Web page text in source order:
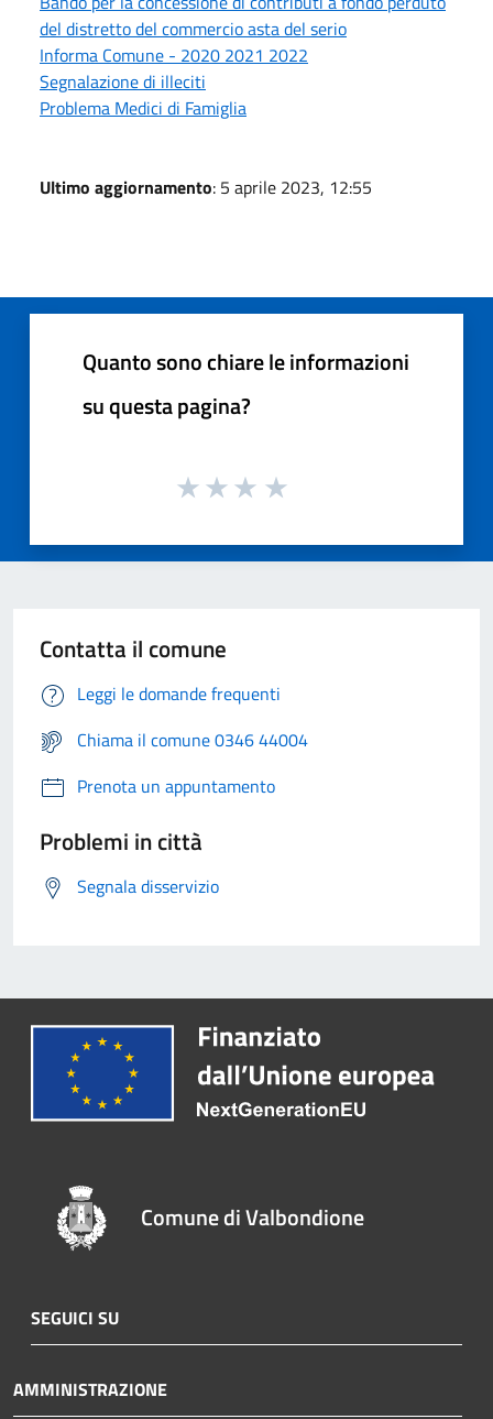
del distretto del commercio asta del serio
Informa Comune - 2020 2021 2022
Segnalazione di illeciti
Problema Medici di Famiglia
Ultimo aggiornamento: 5 aprile 2023, 12:55
Quanto sono chiare le informazioni
su questa pagina?
Contatta il comune
Leggi le domande frequenti
Chiama il comune 0346 44004
Prenota un appuntamento
Problemi in città
Segnala disservizio
Comune di Valbondione
SEGUICI SU
AMMINISTRAZIONE